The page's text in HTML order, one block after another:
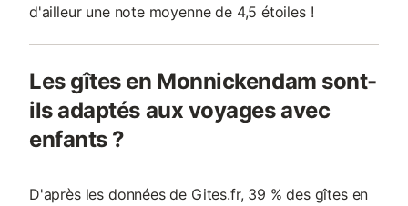
d'ailleur une note moyenne de 4,5 étoiles !
Les gîtes en Monnickendam sont-
ils adaptés aux voyages avec
enfants ?
D'après les données de Gites.fr, 39 % des gîtes en